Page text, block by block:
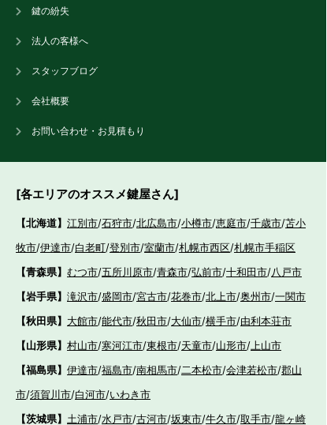
鍵の紛失
法人の客様へ
スタッフブログ
会社概要
お問い合わせ・お見積もり
[各エリアのオススメ鍵屋さん]
【北海道】 江別市/石狩市/北広島市/小樽市/恵庭市/千歳市/苫小
牧市/伊達市/白老町/登別市/室蘭市/札幌市西区/札幌市手稲区
【青森県】 むつ市/五所川原市/青森市/弘前市/十和田市/八戸市
【岩手県】 滝沢市/盛岡市/宮古市/花巻市/北上市/奥州市/一関市
【秋田県】 大館市/能代市/秋田市/大仙市/横手市/由利本荘市
【山形県】 村山市/寒河江市/東根市/天童市/山形市/ 上山市
【福島県】 伊達市/福島市/南相馬市/二本松市/会津若松市/郡山
市/須賀川市/白河市/いわき市
【茨城県】 土浦市/水戸市/古河市/坂東市/牛久市/取手市/龍ヶ崎